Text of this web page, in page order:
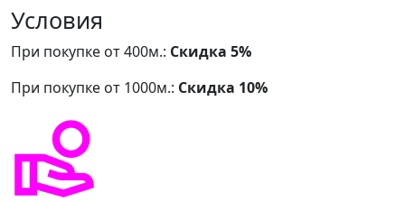
Условия
При покупке от 400м.: Скидка 5%
При покупке от 1000м.: Скидка 10%